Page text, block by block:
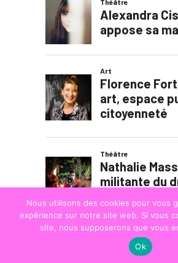
© COPYRIGHTLA STRADA
Nous utilisons des cookies pour vous
expérience sur notre site web. Si vous
site, nous supposerons que vous
Ok